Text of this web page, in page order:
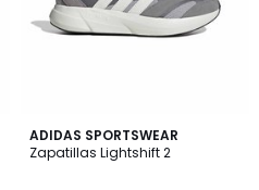
ADIDAS SPORTSWEAR
Zapatillas Lightshift 2
5
/
2
Colores